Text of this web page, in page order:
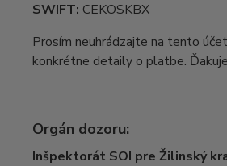
SWIFT: CEKOSKBX
Prosím neuhrádzajte na tento
konkrétne detaily o platbe.
Orgán dozoru:
Inšpektorát SOI pre Žilinský